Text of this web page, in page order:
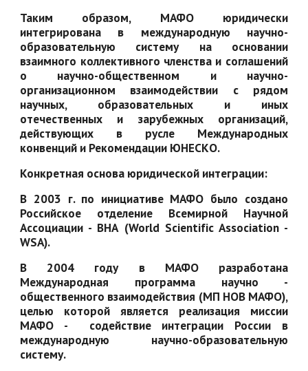
Таким образом, МАФО юридически
интегрирована в международную научно-
образовательную систему на основании
взаимного коллективного членства и соглашений
о научно-общественном и научно-
организационном взаимодействии с рядом
научных, образовательных и иных
отечественных и зарубежных организаций,
действующих в русле Международных
конвенций и Рекомендации ЮНЕСКО.
Конкретная основа юридической интеграции:
В 2003 г. по инициативе МАФО было создано
Российское отделение Всемирной Научной
Ассоциации - ВНА (World Scientific Association -
WSA).
В 2004 году в МАФО разработана
Международная программа научно -
общественного взаимодействия (МП НОВ МАФО),
целью которой является реализация миссии
МАФО - содействие интеграции России в
международную научно-образовательную
систему.